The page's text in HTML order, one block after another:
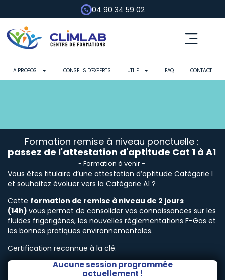
04 90 34 59 02
A PROPOS CONSEILS D’EXPERTS UTILE FAQ CONTACT
Formation remise à niveau ponctuelle :
passez de l'attestation d'aptitude Cat 1 à A1
- Formation à venir -
Vous êtes titulaire d’une attestation d’aptitude Catégorie I
et souhaitez évoluer vers la Catégorie A1 ?
Cette formation de remise à niveau de 2 jours
(14h) vous permet de consolider vos connaissances sur les
fluides frigorigènes, les nouvelles réglementations F-Gas et
les bonnes pratiques environnementales.
Certification reconnue à la clé.
Aucune session programmée
actuellement !